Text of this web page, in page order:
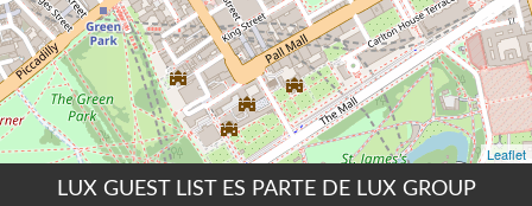
LUX GUEST LIST ES PARTE DE LUX GROUP